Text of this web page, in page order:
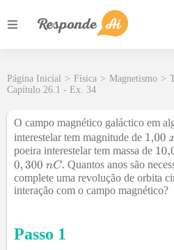
Página Inicial > Física > Magnetismo >
Capítulo 26.1 - Ex. 34
O campo magnético galáctico em
interestelar tem magnitude de
poeira interestelar tem massa de
. Quantos anos são
complete uma revolução de orbita
interação com o campo magnético?
Passo 1